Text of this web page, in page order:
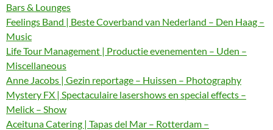
Bars & Lounges
Feelings Band | Beste Coverband van Nederland – Den Haag –
Music
Life Tour Management | Productie evenementen – Uden –
Miscellaneous
Anne Jacobs | Gezin reportage – Huissen – Photography
Mystery FX | Spectaculaire lasershows en special effects –
Melick – Show
Aceituna Catering | Tapas del Mar – Rotterdam –